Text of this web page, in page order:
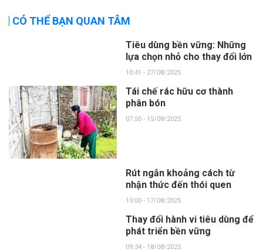
CÓ THỂ BẠN QUAN TÂM
Tiêu dùng bền vững: Những
lựa chọn nhỏ cho thay đổi lớn
10:41 - 27/08/2025
Tái chế rác hữu cơ thành
phân bón
07:50 - 15/08/2025
Rút ngắn khoảng cách từ
nhận thức đến thói quen
10:00 - 17/08/2025
Thay đổi hành vi tiêu dùng để
phát triển bền vững
09:34 - 18/08/2025